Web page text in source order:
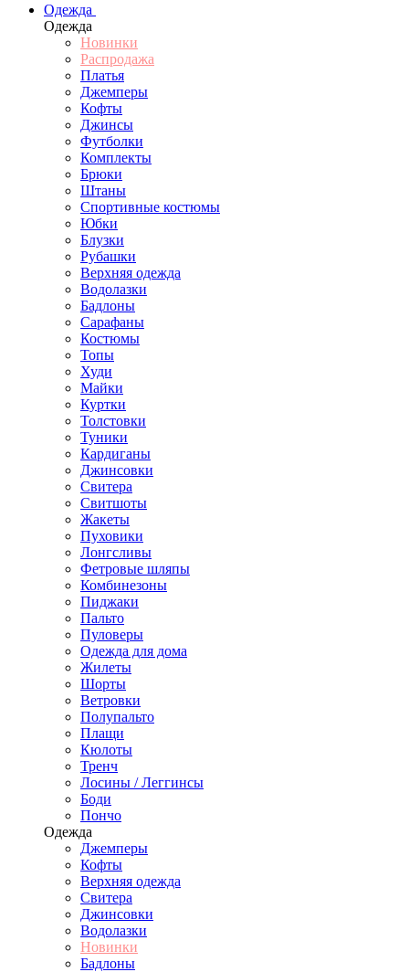
Одежда
Одежда
Новинки
Распродажа
Платья
Джемперы
Кофты
Джинсы
Футболки
Комплекты
Брюки
Штаны
Спортивные костюмы
Юбки
Блузки
Рубашки
Верхняя одежда
Водолазки
Бадлоны
Сарафаны
Костюмы
Топы
Худи
Майки
Куртки
Толстовки
Туники
Кардиганы
Джинсовки
Свитера
Свитшоты
Жакеты
Пуховики
Лонгсливы
Фетровые шляпы
Комбинезоны
Пиджаки
Пальто
Пуловеры
Одежда для дома
Жилеты
Шорты
Ветровки
Полупальто
Плащи
Кюлоты
Тренч
Лосины / Леггинсы
Боди
Пончо
Одежда
Джемперы
Кофты
Верхняя одежда
Свитера
Джинсовки
Водолазки
Новинки
Бадлоны